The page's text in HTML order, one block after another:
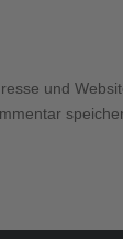
und